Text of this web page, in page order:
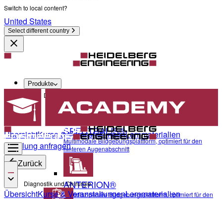
Switch to local content?
United States
Select different country
Produkte
Diagnostik und Chirurgie
SPECTRALIS®
Multimodale Bildgebungsplattform, optimiert für den
hinteren Augenabschnitt
ANTERION®
Multidisziplinäre Bildgebungsplattform, optimiert für den
ÜbersichtKurse & VeranstaltungenLernmaterialien
Schulung anfragen
Zurück
Diagnostik und Chirurgie
ÜbersichtKurse & VeranstaltungenLernmaterialien